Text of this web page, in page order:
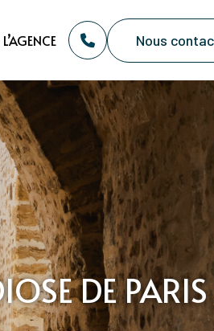
L’AGENCE Nous
DE